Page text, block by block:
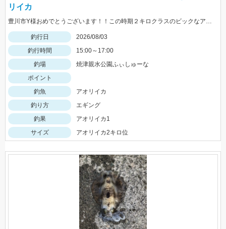
リイカ
豊川市Y様おめでとうございます！！この時期２キロクラスのビックなアオリイカを見事に仕留められました！！ 釣れているのが500ｇクラスの情報だったので、ヒットした瞬間はエイかと思ったそうです。
釣行日
2026/08/03
釣行時間
15:00～17:00
釣場
焼津親水公園ふぃしゅーな
ポイント
釣魚
アオリイカ
釣り方
エギング
釣果
アオリイカ1
サイズ
アオリイカ2キロ位